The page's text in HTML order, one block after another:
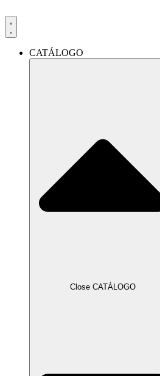
al
contenido
CATÁLOGO
Close CATÁLOGO